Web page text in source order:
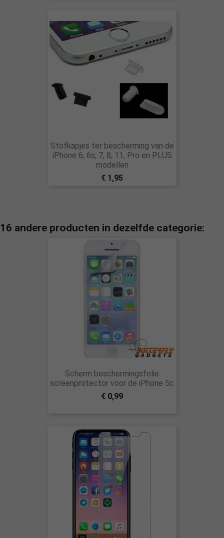
Stofkapjes ter bescherming van de
iPhone 6, 6s, 7, 8, 11, Pro en PLUS
modellen
€ 1,95
16 andere producten in dezelfde categorie:
Scherm beschermingsfolie
screenprotector voor de iPhone 5c
€ 0,99